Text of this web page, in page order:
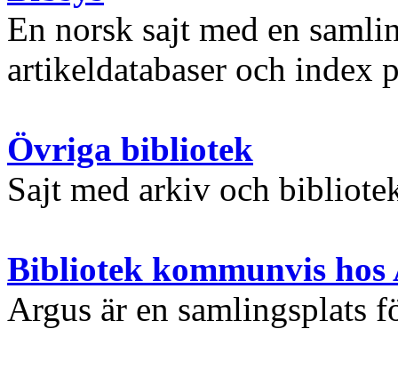
En norsk sajt med en
artikeldatabaser och index
Övriga bibliotek
Sajt med arkiv och
Bibliotek kommunvis hos
Argus är en samlingsplats